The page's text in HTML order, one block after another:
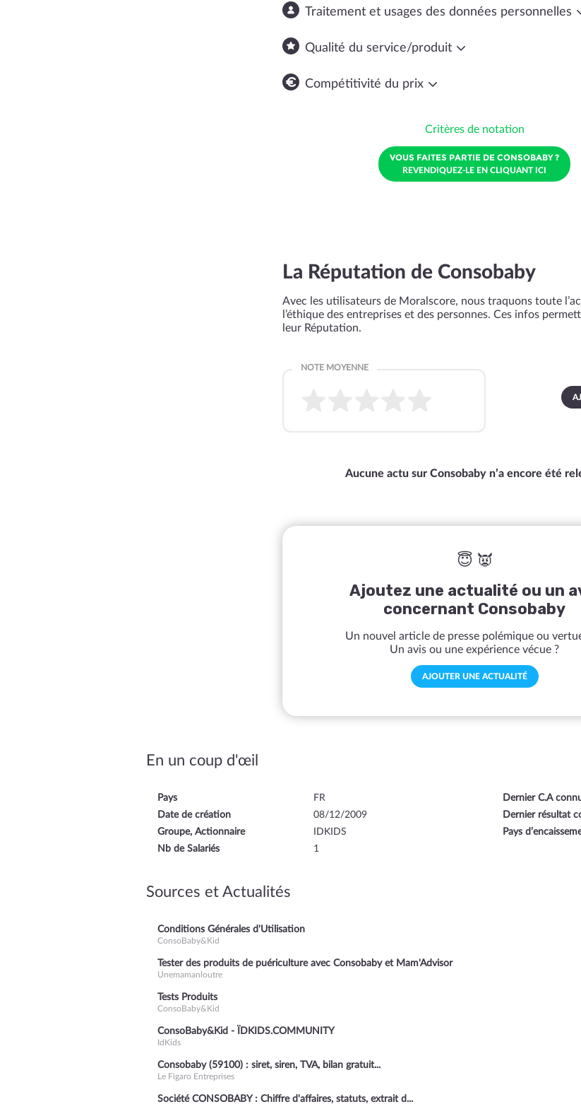
Traitement et usages des données personnelles
Qualité du service/produit
Compétitivité du prix
Critères de notation
VOUS FAITES PARTIE DE CONSOBABY ?
REVENDIQUEZ-LE EN CLIQUANT ICI
La Réputation de Consobaby
Avec les utilisateurs de Moralscore, nous traquons toute
l’éthique des entreprises et des personnes. Ces infos
leur Réputation.
Aucune actu sur Consobaby n’a encore été
😇 👿
Ajoutez une actualité ou un
concernant Consobaby
Un nouvel article de presse polémique ou
Un avis ou une expérience vécue ?
AJOUTER UNE ACTUALITÉ
En un coup d'œil
Pays
FR
Date de création
08/12/2009
Groupe, Actionnaire
IDKIDS
Nb de Salariés
1
Dernier C.A
Dernier résultat
Pays
Sources et Actualités
Conditions Générales d'Utilisation
ConsoBaby&Kid
Tester des produits de puériculture avec Consobaby et Mam'Advisor
Unemamanloutre
Tests Produits
ConsoBaby&Kid
ConsoBaby&Kid - ÏDKIDS.COMMUNITY
IdKids
Consobaby (59100) : siret, siren, TVA, bilan gratuit...
Le Figaro Entreprises
Société CONSOBABY : Chiffre d'affaires, statuts, extrait d...